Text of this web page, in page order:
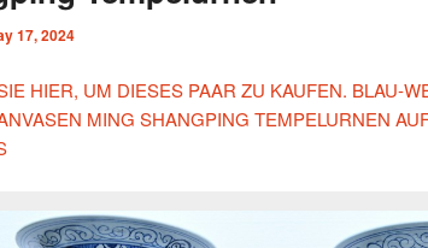
17, 2024
HIER, UM DIESES PAAR ZU KAUFEN. BLAU-
MING SHANGPING TEMPELURNEN